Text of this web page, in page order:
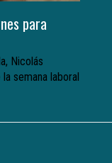
para
Nicolás
semana laboral